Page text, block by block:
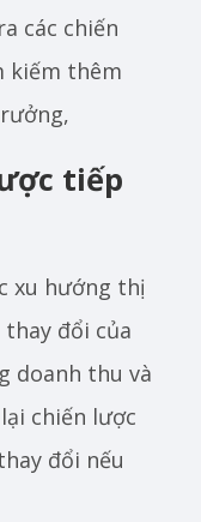
các chiến
kiếm thêm
tiếp
xu hướng thị
đổi của
doanh thu và
chiến lược
đổi nếu